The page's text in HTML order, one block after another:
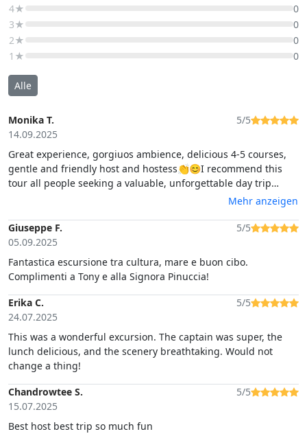
4★
0
3★
0
2★
0
1★
0
Alle
Monika T.
14.09.2025
5/5
Great experience, gorgiuos ambience, delicious 4-5 courses,
gentle and friendly host and hostess👏😊I recommend this
tour all people seeking a valuable, unforgettable day trip
Mehr anzeigen
Giuseppe F.
05.09.2025
5/5
Fantastica escursione tra cultura, mare e buon cibo.
Complimenti a Tony e alla Signora Pinuccia!
Erika C.
24.07.2025
5/5
This was a wonderful excursion. The captain was super, the
lunch delicious, and the scenery breathtaking. Would not
change a thing!
Chandrowtee S.
15.07.2025
5/5
Best host best trip so much fun